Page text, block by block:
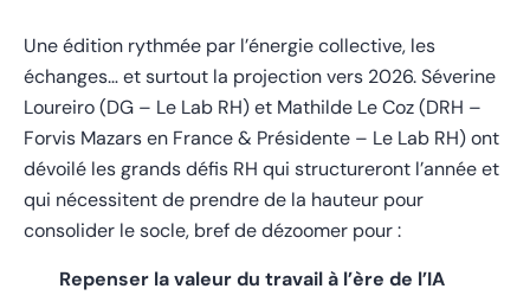
Une édition rythmée par l’énergie collective, les
échanges… et surtout la projection vers 2026. Séverine
Loureiro (DG – Le Lab RH) et Mathilde Le Coz (DRH –
Forvis Mazars en France & Présidente – Le Lab RH) ont
dévoilé les grands défis RH qui structureront l’année et
qui nécessitent de prendre de la hauteur pour
consolider le socle, bref de dézoomer pour :
Repenser la valeur du travail à l’ère de l’IA